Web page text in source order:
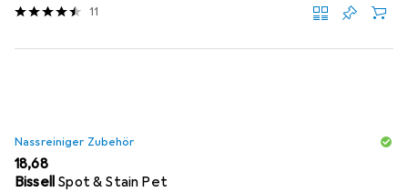
11
Nassreiniger Zubehör
EUR
18,68
Bissell Spot & Stain Pet